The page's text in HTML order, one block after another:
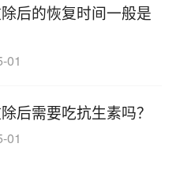
后的恢复时间一般是
01
后需要吃抗生素吗？
01